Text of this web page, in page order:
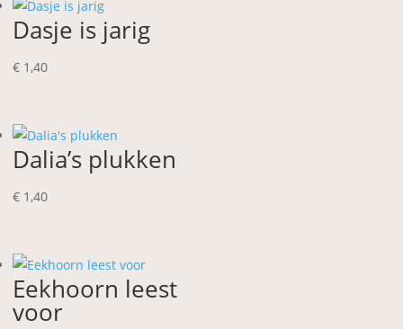
Dasje is jarig
€ 1,40
Dalia’s plukken
€ 1,40
Eekhoorn leest
voor